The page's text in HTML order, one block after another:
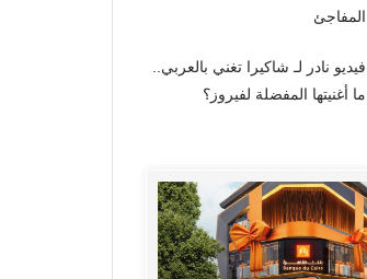
المفاجئ
فيديو نادر لـ شاكيرا تغني بالعربي..
ما أغنيتها المفضلة لفيروز؟